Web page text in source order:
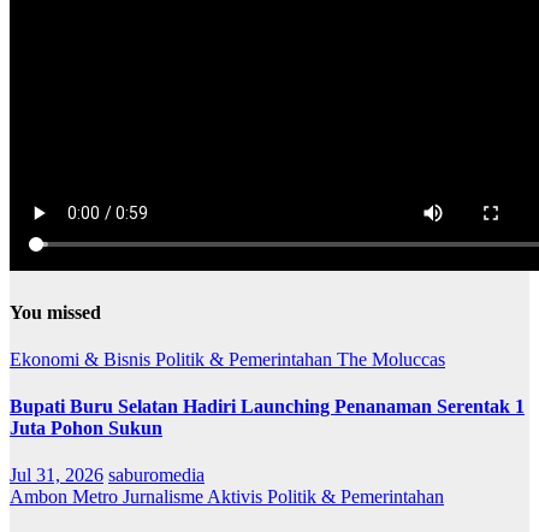
You missed
Ekonomi & Bisnis Politik & Pemerintahan The Moluccas
Bupati Buru Selatan Hadiri Launching Penanaman Serentak 1
Juta Pohon Sukun
Jul 31, 2026 saburomedia
Ambon Metro Jurnalisme Aktivis Politik & Pemerintahan